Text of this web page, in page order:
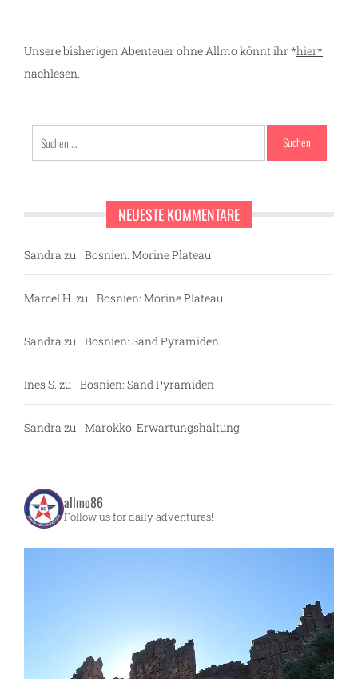
Unsere bisherigen Abenteuer ohne Allmo könnt ihr *hier*
nachlesen.
nach:
NEUESTE KOMMENTARE
Sandra zu Bosnien: Morine Plateau
Marcel H. zu Bosnien: Morine Plateau
Sandra zu Bosnien: Sand Pyramiden
Ines S. zu Bosnien: Sand Pyramiden
Sandra zu Marokko: Erwartungshaltung
allmo86
Follow us for daily adventures!